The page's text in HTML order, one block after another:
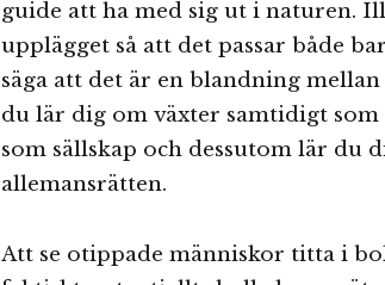
guide att ha med sig ut i naturen.
upplägget så att det passar både
säga att det är en blandning
du lär dig om växter samtidigt
som sällskap och dessutom lär du
allemansrätten.
Att se otippade människor titta i